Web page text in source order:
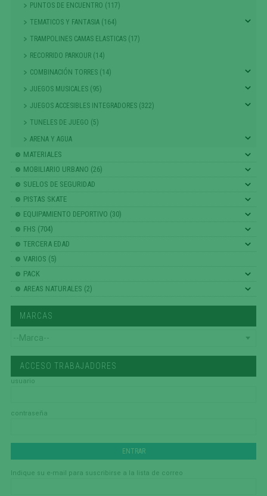
PUNTOS DE ENCUENTRO (117)
TEMATICOS Y FANTASIA (164)
TRAMPOLINES CAMAS ELASTICAS (17)
RECORRIDO PARKOUR (14)
COMBINACIÓN TORRES (14)
JUEGOS MUSICALES (95)
JUEGOS ACCESIBLES INTEGRADORES (322)
TUNELES DE JUEGO (5)
ARENA Y AGUA
MATERIALES
MOBILIARIO URBANO (26)
SUELOS DE SEGURIDAD
PISTAS SKATE
EQUIPAMIENTO DEPORTIVO (30)
FHS (704)
TERCERA EDAD
VARIOS (5)
PACK
AREAS NATURALES (2)
MARCAS
ACCESO TRABAJADORES
usuario
contraseña
Indique su e-mail para suscribirse a la lista de correo